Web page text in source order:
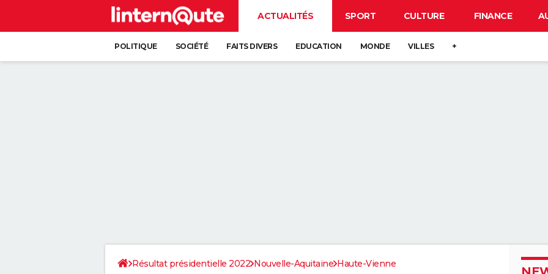
ACTUALITÉS SPORT CULTURE FINANCE
POLITIQUE SOCIÉTÉ FAITS DIVERS EDUCATION MONDE VILLES +
Résultat présidentielle 2022 Nouvelle-Aquitaine Haute-Vienne